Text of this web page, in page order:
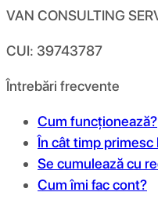
VAN CONSULTING
CUI: 39743787
Întrebări frecvente
Cum funcționează?
În cât timp primesc
Se cumulează cu
Cum îmi fac cont?